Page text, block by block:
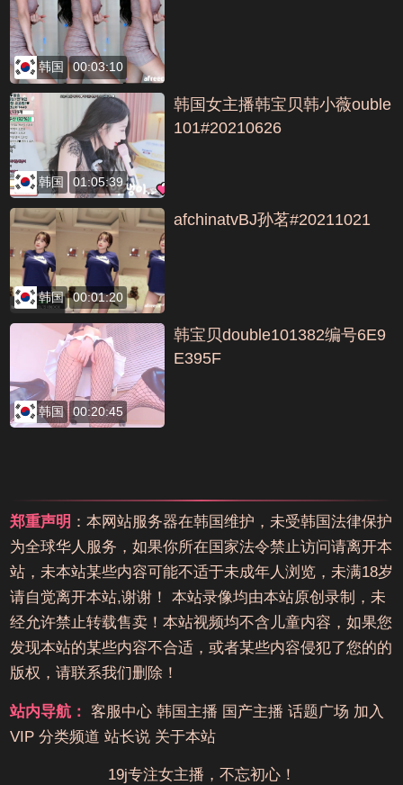
韩国 00:03:10
韩国 01:05:39
韩国女主播韩宝贝韩小薇ouble
101#20210626
韩国 00:01:20
afchinatvBJ孙茗#20211021
韩国 00:20:45
韩宝贝double101382编号6E9
E395F
郑重声明 ：本网站服务器在韩国维护，未受韩国法律保护
为全球华人服务，如果你所在国家法令禁止访问请离开本
站，未本站某些内容可能不适于未成年人浏览，未满18岁
请自觉离开本站,谢谢！ 本站录像均由本站原创录制，未
经允许禁止转载售卖！本站视频均不含儿童内容，如果您
发现本站的某些内容不合适，或者某些内容侵犯了您的的
版权，请联系我们删除！
站内导航： 客服中心 韩国主播 国产主播 话题广场 加入
VIP 分类频道 站长说 关于本站
19j专注女主播，不忘初心！